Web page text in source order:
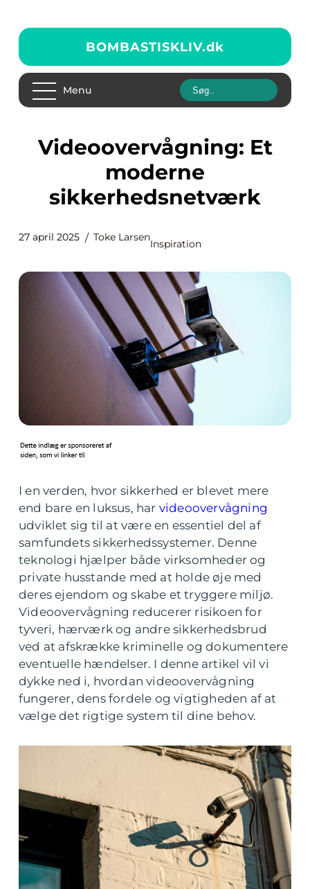
BOMBASTISKLIV.dk
Menu
Videoovervågning: Et
moderne
sikkerhedsnetværk
27 april 2025 Toke Larsen
Inspiration
I en verden, hvor sikkerhed er blevet mere
end bare en luksus, har videoovervågning
udviklet sig til at være en essentiel del af
samfundets sikkerhedssystemer. Denne
teknologi hjælper både virksomheder og
private husstande med at holde øje med
deres ejendom og skabe et tryggere miljø.
Videoovervågning reducerer risikoen for
tyveri, hærværk og andre sikkerhedsbrud
ved at afskrække kriminelle og dokumentere
eventuelle hændelser. I denne artikel vil vi
dykke ned i, hvordan videoovervågning
fungerer, dens fordele og vigtigheden af at
vælge det rigtige system til dine behov.